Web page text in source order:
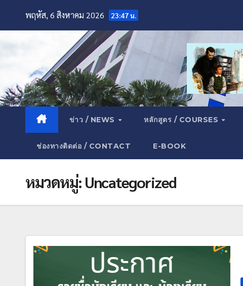
พฤหัส, 6 สิงหาคม 2026 23:47 น.
ข่าว / NEWS หลักสูตร / COURSES
ช่องทางติดต่อ / CONTACT E-BOOK
หมวดหมู่: Uncategorized